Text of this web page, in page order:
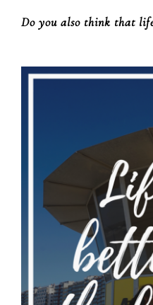
Do you also think that